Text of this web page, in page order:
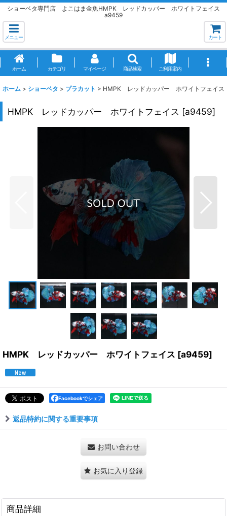
ショーベタ専門店 よこはま金魚HMPK レッドカッパー ホワイトフェイス
a9459
メニュー カート
ホーム カテゴリ マイページ 商品検索 ご利用案内
ホーム > ショーベタ > プラカット > HMPK レッドカッパー ホワイトフェイス
HMPK レッドカッパー ホワイトフェイス [a9459]
HMPK レッドカッパー ホワイトフェイス [a9459]
Facebookでシェア
返品特約に関する重要事項
お問い合わせ
お気に入り登録
商品詳細